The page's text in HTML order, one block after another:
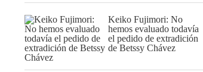
Keiko Fujimori: No
hemos evaluado todavía
el pedido de extradición
de Betssy Chávez